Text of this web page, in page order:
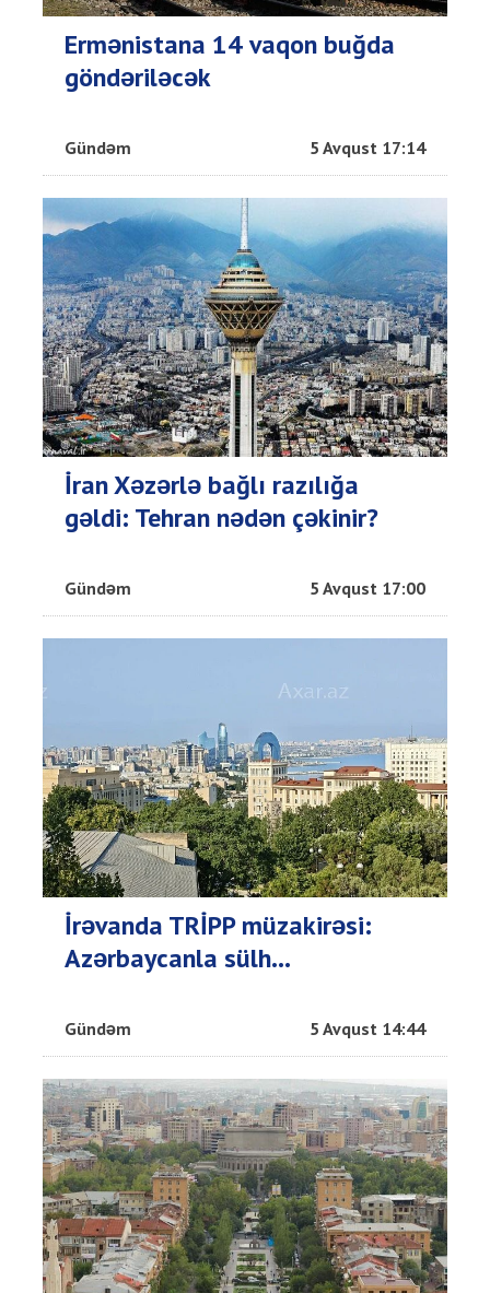
Ermənistana 14 vaqon buğda
göndəriləcək
Gündəm 5 Avqust 17:14
İran Xəzərlə bağlı razılığa
gəldi: Tehran nədən çəkinir?
Gündəm 5 Avqust 17:00
İrəvanda TRİPP müzakirəsi:
Azərbaycanla sülh...
Gündəm 5 Avqust 14:44